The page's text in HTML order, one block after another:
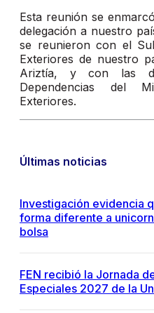
Esta reunión se
delegación a nuestro
se reunieron con el
Exteriores de nuestro
Ariztía, y con las
Dependencias del
Exteriores.
Últimas noticias
Investigación evidencia
forma diferente a
bolsa
FEN recibió la Jornada
Especiales 2027 de la